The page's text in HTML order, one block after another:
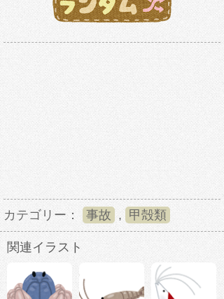
カテゴリー： 事故 , 甲殻類
関連イラスト